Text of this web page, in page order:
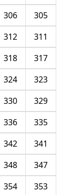
305
306
311
312
317
318
323
324
329
330
335
336
341
342
347
348
353
354